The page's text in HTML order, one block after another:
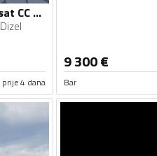
Volkswagen - Passat CC - tdi
Dizel
prije 4 dana
9 300€
Bar